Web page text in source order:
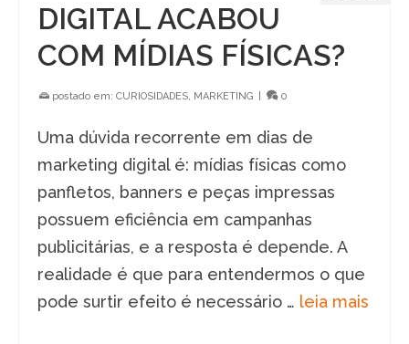
DIGITAL ACABOU
COM MÍDIAS FÍSICAS?
postado em: CURIOSIDADES MARKETING 0
Uma dúvida recorrente em dias de
marketing digital é: mídias físicas como
panfletos, banners e peças impressas
possuem eficiência em campanhas
publicitárias, e a resposta é depende. A
realidade é que para entendermos o que
pode surtir efeito é necessário … leia mais